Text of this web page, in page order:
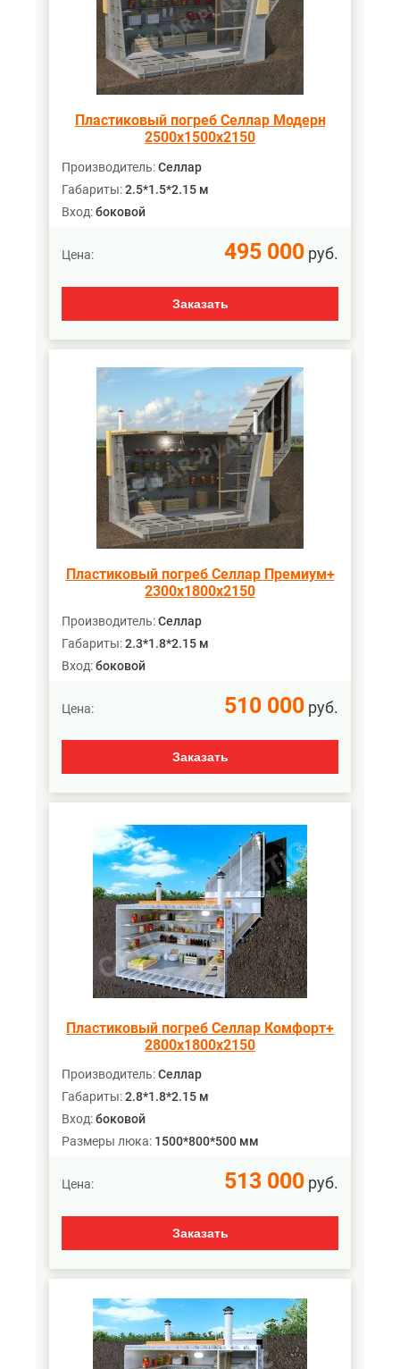
Пластиковый погреб Селлар Модерн
2500х1500х2150
Производитель:Селлар
Габариты:2.5*1.5*2.15 м
Вход:боковой
Цена: 495 000 руб.
Заказать
Пластиковый погреб Селлар Премиум+
2300х1800х2150
Производитель:Селлар
Габариты:2.3*1.8*2.15 м
Вход:боковой
Цена: 510 000 руб.
Заказать
Пластиковый погреб Селлар Комфорт+
2800х1800х2150
Производитель:Селлар
Габариты:2.8*1.8*2.15 м
Вход:боковой
Размеры люка: 1500*800*500 мм
Цена: 513 000 руб.
Заказать